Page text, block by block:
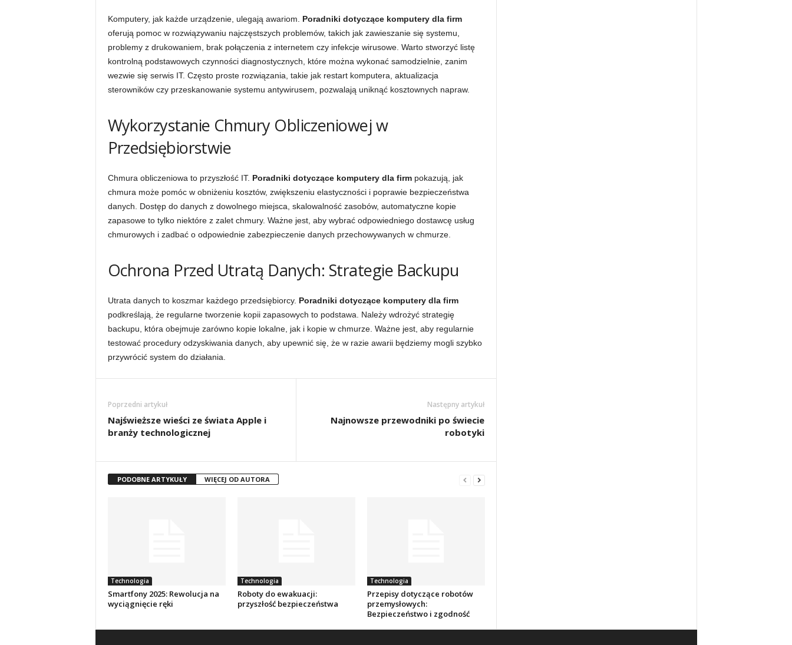
Komputery, jak każde urządzenie, ulegają awariom. Poradniki dotyczące komputery dla firm
oferują pomoc w rozwiązywaniu najczęstszych problemów, takich jak zawieszanie się systemu,
problemy z drukowaniem, brak połączenia z internetem czy infekcje wirusowe. Warto stworzyć listę
kontrolną podstawowych czynności diagnostycznych, które można wykonać samodzielnie, zanim
wezwie się serwis IT. Często proste rozwiązania, takie jak restart komputera, aktualizacja
sterowników czy przeskanowanie systemu antywirusem, pozwalają uniknąć kosztownych napraw.
Wykorzystanie Chmury Obliczeniowej w
Przedsiębiorstwie
Chmura obliczeniowa to przyszłość IT. Poradniki dotyczące komputery dla firmpokazują, jak
chmura może pomóc w obniżeniu kosztów, zwiększeniu elastyczności i poprawie bezpieczeństwa
danych. Dostęp do danych z dowolnego miejsca, skalowalność zasobów, automatyczne kopie
zapasowe to tylko niektóre z zalet chmury. Ważne jest, aby wybrać odpowiedniego dostawcę usług
chmurowych i zadbać o odpowiednie zabezpieczenie danych przechowywanych w chmurze.
Ochrona Przed Utratą Danych: Strategie Backupu
Utrata danych to koszmar każdego przedsiębiorcy. Poradniki dotyczące komputery dla firm
podkreślają, że regularne tworzenie kopii zapasowych to podstawa. Należy wdrożyć strategię
backupu, która obejmuje zarówno kopie lokalne, jak i kopie w chmurze. Ważne jest, aby regularnie
testować procedury odzyskiwania danych, aby upewnić się, że w razie awarii będziemy mogli szybko
przywrócić system do działania.
Poprzedni artykuł
Najświeższe wieści ze świata Apple i
branży technologicznej
Następny artykuł
Najnowsze przewodniki po świecie
robotyki
PODOBNE ARTYKUŁY WIĘCEJ OD AUTORA
Technologia
Smartfony 2025: Rewolucja na
wyciągnięcie ręki
Technologia
Roboty do ewakuacji:
przyszłość bezpieczeństwa
Technologia
Przepisy dotyczące robotów
przemysłowych:
Bezpieczeństwo i zgodność